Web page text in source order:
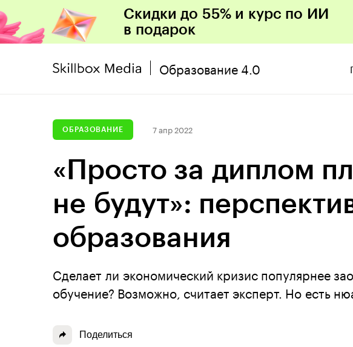
Скидки до 55% и курс по ИИ
в подарок
Образование 4.0
ОБРАЗОВАНИЕ 7 апр 2022
«Просто за диплом
не будут»:
образования
Сделает ли экономический кризис популярнее
обучение? Возможно, считает эксперт. Но есть
Поделиться